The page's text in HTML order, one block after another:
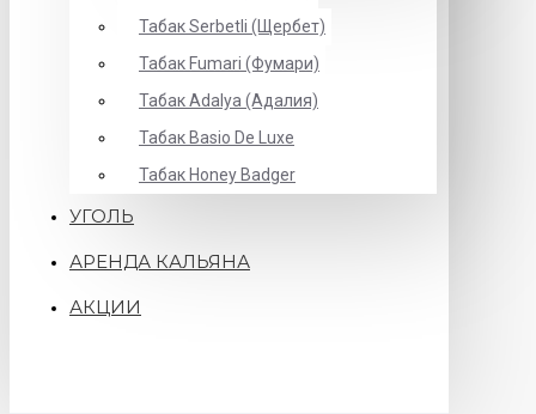
Табак Serbetli (Щербет)
Табак Fumari (Фумари)
Табак Adalya (Адалия)
Табак Basio De Luxe
Табак Honey Badger
УГОЛЬ
АРЕНДА КАЛЬЯНА
АКЦИИ